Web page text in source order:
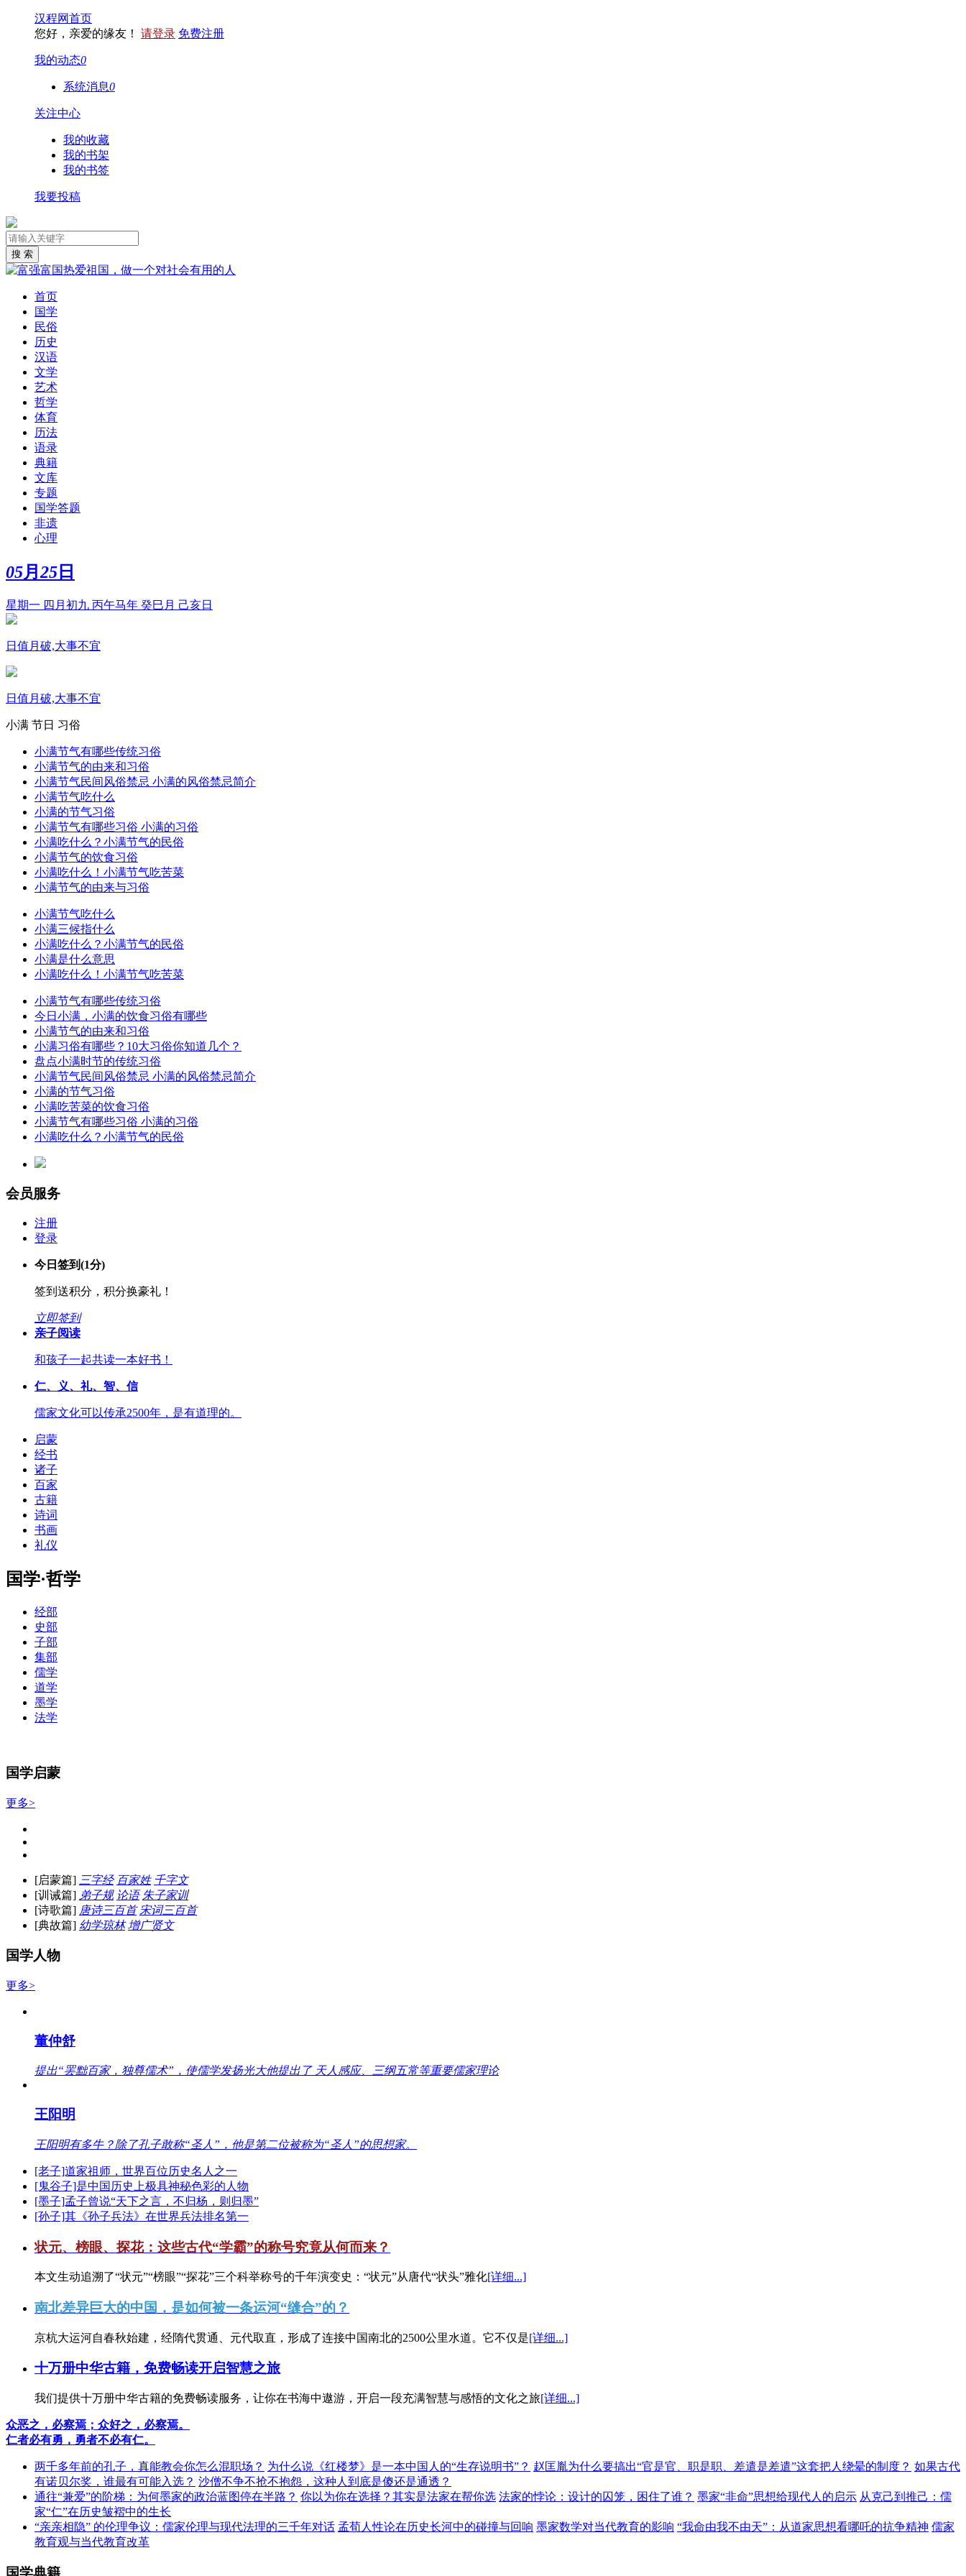
汉程网首页
您好，亲爱的缘友！ 请登录 免费注册
我的动态0
系统消息0
关注中心
我的收藏
我的书架
我的书签
我要投稿
首页
国学
民俗
历史
汉语
文学
艺术
哲学
体育
历法
语录
典籍
文库
专题
国学答题
非遗
心理
05月 25 日
星期一 四月初九 丙午马年 癸巳月 己亥日
日值月破,大事不宜
日值月破,大事不宜
小满 节日 习俗
小满节气有哪些传统习俗
小满节气的由来和习俗
小满节气民间风俗禁忌 小满的风俗禁忌简介
小满节气吃什么
小满的节气习俗
小满节气有哪些习俗 小满的习俗
小满吃什么？小满节气的民俗
小满节气的饮食习俗
小满吃什么！小满节气吃苦菜
小满节气的由来与习俗
小满节气吃什么
小满三候指什么
小满吃什么？小满节气的民俗
小满是什么意思
小满吃什么！小满节气吃苦菜
小满节气有哪些传统习俗
今日小满，小满的饮食习俗有哪些
小满节气的由来和习俗
小满习俗有哪些？10大习俗你知道几个？
盘点小满时节的传统习俗
小满节气民间风俗禁忌 小满的风俗禁忌简介
小满的节气习俗
小满吃苦菜的饮食习俗
小满节气有哪些习俗 小满的习俗
小满吃什么？小满节气的民俗
会员服务
注册
登录
今日签到(1分)
签到送积分，积分换豪礼！
立即签到
亲子阅读
和孩子一起共读一本好书！
仁、义、礼、智、信
儒家文化可以传承2500年，是有道理的。
启蒙
经书
诸子
百家
古籍
诗词
书画
礼仪
国学·哲学
经部
史部
子部
集部
儒学
道学
墨学
法学
国学启蒙
更多>
[启蒙篇] 三字经 百家姓 千字文
[训诫篇] 弟子规 论语 朱子家训
[诗歌篇] 唐诗三百首 宋词三百首
[典故篇] 幼学琼林 增广贤文
国学人物
更多>
董仲舒
提出“罢黜百家，独尊儒术”，使儒学发扬光大他提出了 天人感应、三纲五常等重要儒家理论
王阳明
王阳明有多牛？除了孔子敢称“圣人”，他是第二位被称为“圣人”的思想家。
[老子]道家祖师，世界百位历史名人之一
[鬼谷子]是中国历史上极具神秘色彩的人物
[墨子]孟子曾说“天下之言，不归杨，则归墨”
[孙子]其《孙子兵法》在世界兵法排名第一
状元、榜眼、探花：这些古代“学霸”的称号究竟从何而来？
本文生动追溯了“状元”“榜眼”“探花”三个科举称号的千年演变史：“状元”从唐代“状头”雅化[详细...]
南北差异巨大的中国，是如何被一条运河“缝合”的？
京杭大运河自春秋始建，经隋代贯通、元代取直，形成了连接中国南北的2500公里水道。它不仅是[详细...]
十万册中华古籍，免费畅读开启智慧之旅
我们提供十万册中华古籍的免费畅读服务，让你在书海中遨游，开启一段充满智慧与感悟的文化之旅[详细...]
众恶之，必察焉；众好之，必察焉。
仁者必有勇，勇者不必有仁。
两千多年前的孔子，真能教会你怎么混职场？ 为什么说《红楼梦》是一本中国人的“生存说明书”？ 赵匡胤为什么要搞出“官是官、职是职、差遣是差遣”这套把人绕晕的制度？ 如果古代
有诺贝尔奖，谁最有可能入选？ 沙僧不争不抢不抱怨，这种人到底是傻还是通透？
通往“兼爱”的阶梯：为何墨家的政治蓝图停在半路？ 你以为你在选择？其实是法家在帮你选 法家的悖论：设计的囚笼，困住了谁？ 墨家“非命”思想给现代人的启示 从克己到推己：儒
家“仁”在历史皱褶中的生长
“亲亲相隐” 的伦理争议：儒家伦理与现代法理的三千年对话 孟荀人性论在历史长河中的碰撞与回响 墨家数学对当代教育的影响 “我命由我不由天”：从道家思想看哪吒的抗争精神 儒家
教育观与当代教育改革
国学典籍